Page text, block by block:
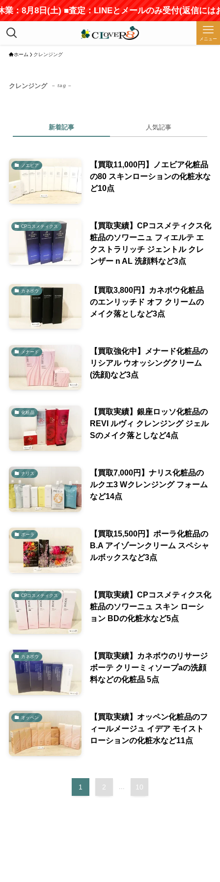
：8月8日(土) ■査定：LINEとメールのみ受付(返信には
メニュー
ホーム クレンジング
クレンジング – tag –
新着記事 人気記事
ノエビア
【買取11,000円】ノエビア化粧品
の80 スキンローションの化粧水な
ど10点
CPコスメティクス
【買取実績】CPコスメティクス化
粧品のソワーニュ フィエルテ エ
クストラリッチ ジェントル クレ
ンザー n AL 洗顔料など3点
カネボウ
【買取3,800円】カネボウ化粧品
のエンリッチド オフ クリームの
メイク落としなど3点
メナード
【買取強化中】メナード化粧品の
リシアル ウオッシングクリーム
(洗顔)など3点
化粧品
【買取実績】銀座ロッソ化粧品の
REVI ルヴィ クレンジング ジェル
Sのメイク落としなど4点
ナリス
【買取7,000円】ナリス化粧品の
ルクエ3 Wクレンジング フォーム
など14点
ポーラ
【買取15,500円】ポーラ化粧品の
B.A アイゾーンクリーム スペシャ
ルボックスなど3点
CPコスメティクス
【買取実績】CPコスメティクス化
粧品のソワーニュ スキン ローシ
ョン BDの化粧水など5点
カネボウ
【買取実績】カネボウのリサージ
ボーテ クリーミィソープaの洗顔
料などの化粧品 5点
オッペン
【買取実績】オッペン化粧品のフ
ィールメージュ イデア モイスト
ローションの化粧水など11点
1 2 10